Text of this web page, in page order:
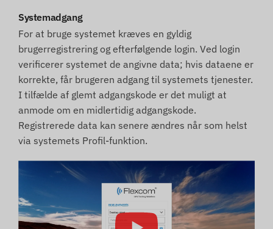
Systemadgang
For at bruge systemet kræves en gyldig
brugerregistrering og efterfølgende login. Ved login
verificerer systemet de angivne data; hvis dataene er
korrekte, får brugeren adgang til systemets tjenester.
I tilfælde af glemt adgangskode er det muligt at
anmode om en midlertidig adgangskode.
Registrerede data kan senere ændres når som helst
via systemets Profil-funktion.